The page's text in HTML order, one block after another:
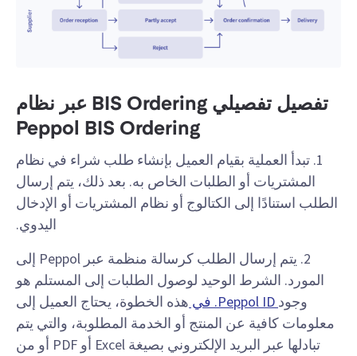
تفصيل تفصيلي BIS Ordering عبر نظام
Peppol BIS Ordering
1. تبدأ العملية بقيام العميل بإنشاء طلب شراء في نظام
المشتريات أو الطلبات الخاص به. بعد ذلك، يتم إرسال
الطلب استنادًا إلى الكتالوج أو نظام المشتريات أو الإدخال
اليدوي.
2. يتم إرسال الطلب كرسالة منظمة عبر Peppol إلى
المورد. الشرط الوحيد لوصول الطلبات إلى المستلم هو
وجود
هذه الخطوة، يحتاج العميل إلى
معلومات كافية عن المنتج أو الخدمة المطلوبة، والتي يتم
تبادلها عبر البريد الإلكتروني بصيغة Excel أو PDF أو من